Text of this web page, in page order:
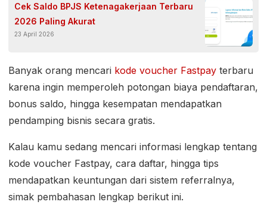
Cek Saldo BPJS Ketenagakerjaan Terbaru
2026 Paling Akurat
23 April 2026
Banyak orang mencari kode voucher Fastpay terbaru
karena ingin memperoleh potongan biaya pendaftaran,
bonus saldo, hingga kesempatan mendapatkan
pendamping bisnis secara gratis.
Kalau kamu sedang mencari informasi lengkap tentang
kode voucher Fastpay, cara daftar, hingga tips
mendapatkan keuntungan dari sistem referralnya,
simak pembahasan lengkap berikut ini.